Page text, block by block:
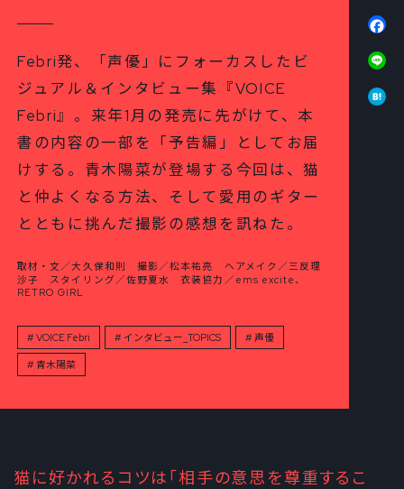
Febri発、「声優」にフォーカスしたビ
ジュアル＆インタビュー集『VOICE
Febri』。来年1月の発売に先がけて、本
書の内容の一部を「予告編」としてお届
けする。青木陽菜が登場する今回は、猫
と仲よくなる方法、そして愛用のギター
とともに挑んだ撮影の感想を訊ねた。
取材・文／大久保和則 撮影／松本祐亮 ヘアメイク／三反理
沙子 スタイリング／佐野夏水 衣装協力／ems excite、
RETRO GIRL
VOICE Febri インタビュー_TOPICS 声優
青木陽菜
猫に好かれるコツは「相手の意思を尊重するこ